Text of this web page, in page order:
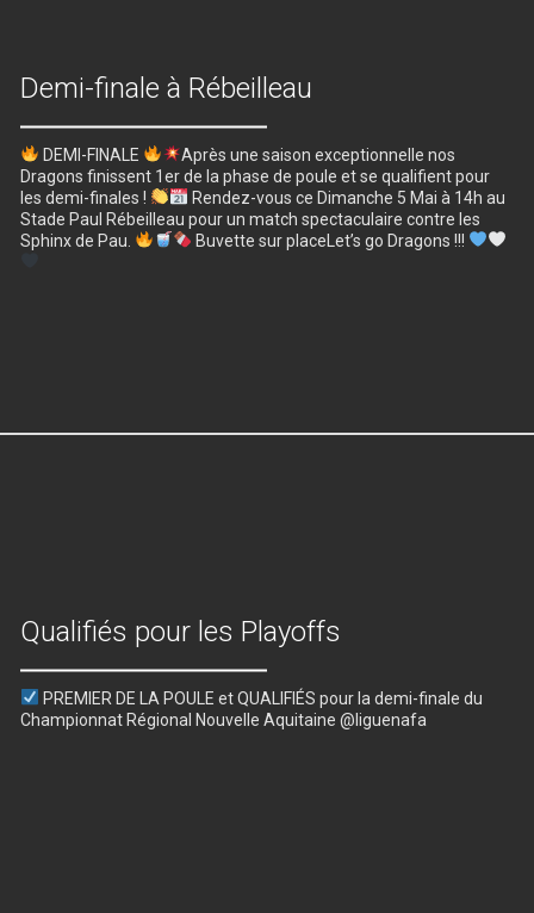
Demi-finale à Rébeilleau
DEMI-FINALE
Après une saison exceptionnelle nos
Dragons finissent 1er de la phase de poule et se qualifient pour
les demi-finales !
Rendez-vous ce Dimanche 5 Mai à 14h au
Stade Paul Rébeilleau pour un match spectaculaire contre les
Sphinx de Pau.
Buvette sur placeLet’s go Dragons !!!
Qualifiés pour les Playoffs
PREMIER DE LA POULE et QUALIFIÉS pour la demi-finale du
Championnat Régional Nouvelle Aquitaine @liguenafa